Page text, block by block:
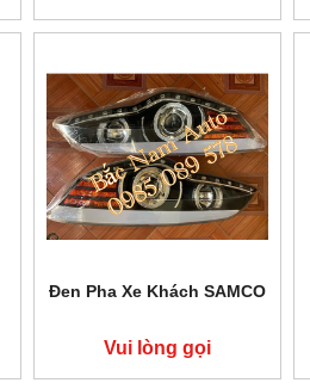
Đen Pha Xe Khách SAMCO
Vui lòng gọi